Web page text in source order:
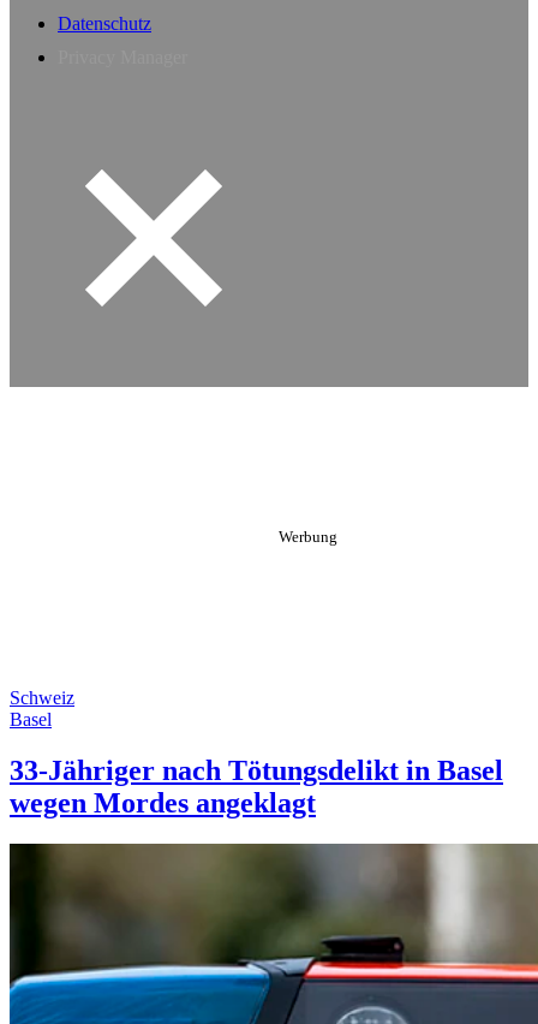
Datenschutz
Schweiz
Basel
33-Jähriger nach Tötungsdelikt in Basel
wegen Mordes angeklagt